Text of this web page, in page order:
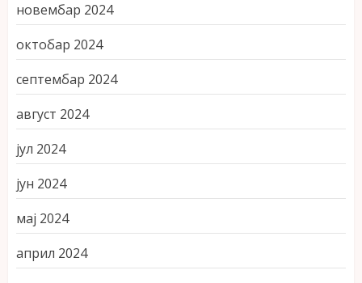
новембар 2024
октобар 2024
септембар 2024
август 2024
јул 2024
јун 2024
мај 2024
април 2024